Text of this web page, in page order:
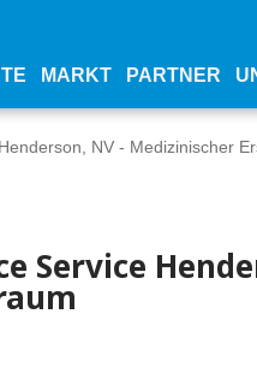
MARKT PARTNER
NV - Medizinischer
Service